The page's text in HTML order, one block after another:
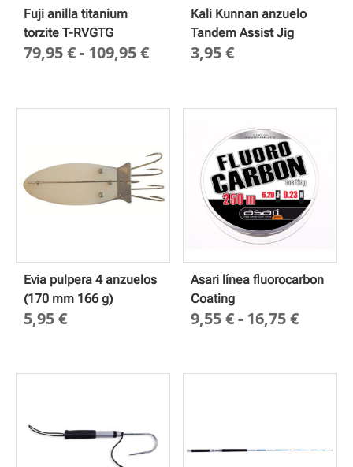
Fuji anilla titanium
torzite T-RVGTG
79,95€- 109,95€Rango
desde
hasta
109,95 €
Kali Kunnan anzuelo
Tandem Assist Jig
3,95€
Evia pulpera 4 anzuelos
(170 mm 166 g)
5,95€
Asari línea fluorocarbon
Coating
9,55€- 16,75€Rango
desde